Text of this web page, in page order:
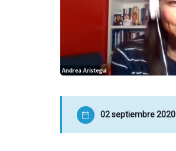
02 septiembre 2020